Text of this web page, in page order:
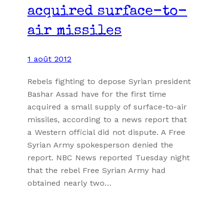
acquired surface-to-
air missiles
1 août 2012
Rebels fighting to depose Syrian president
Bashar Assad have for the first time
acquired a small supply of surface-to-air
missiles, according to a news report that
a Western official did not dispute. A Free
Syrian Army spokesperson denied the
report. NBC News reported Tuesday night
that the rebel Free Syrian Army had
obtained nearly two…